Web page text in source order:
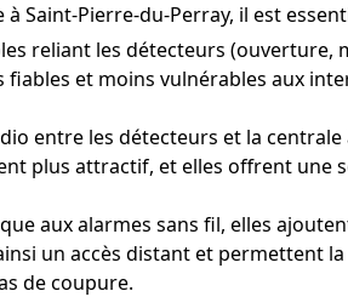
Saint-Pierre-du-Perray, il est
reliant les détecteurs
et moins vulnérables aux
entre les détecteurs et la
plus attractif, et elles offrent
aux alarmes sans fil, elles
un accès distant et permettent
de coupure.